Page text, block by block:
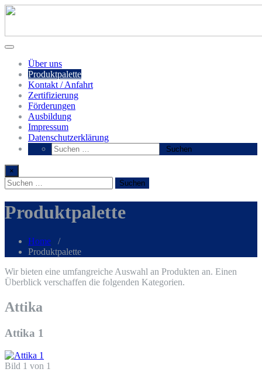
Über uns
Produktpalette
Kontakt / Anfahrt
Zertifizierung
Förderungen
Ausbildung
Impressum
Datenschutzerklärung
×
Produktpalette
Home /
Produktpalette
Wir bieten eine umfangreiche Auswahl an Produkten an. Einen
Überblick verschaffen die folgenden Kategorien.
Attika
Attika 1
Bild 1 von 1